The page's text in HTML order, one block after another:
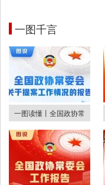
一图千言
一图读懂丨全国政协常